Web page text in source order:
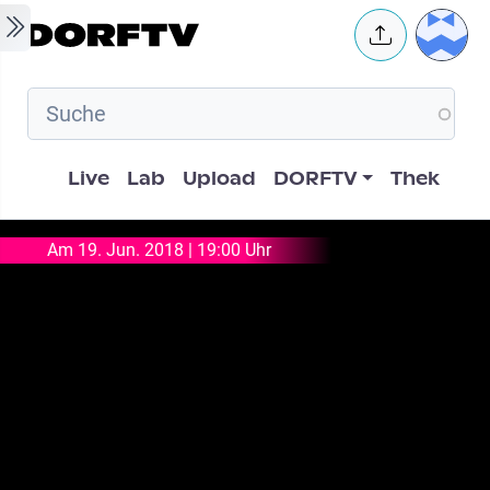
Skip to main content User
Hauptnavigation
Live Lab Upload DORFTV Thek
Am 19. Jun. 2018 | 19:00 Uhr